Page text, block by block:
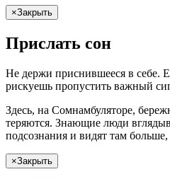
×Закрыть
Прислать сон
Не держи приснившееся в себе.
рискуешь пропустить важный
Здесь, на Сомнамбуляторе,
теряются. Знающие люди
подсознания и видят там
×Закрыть